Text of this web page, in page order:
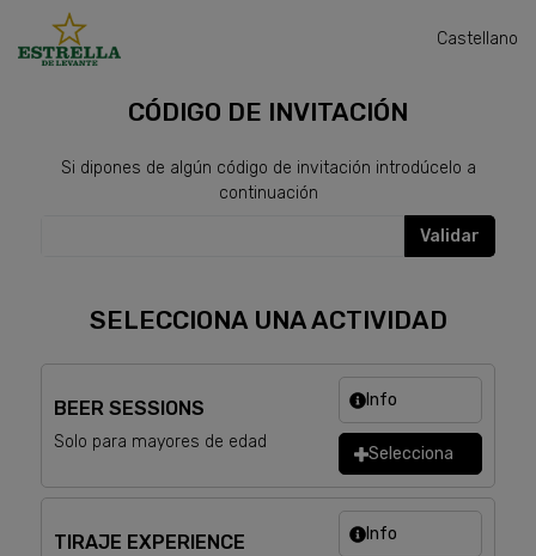
Castellano
ENTRADASCÓDIGO DE INVITACIÓN
Si dipones de algún código de invitación introdúcelo a
continuación
Validar
SELECCIONA UNA ACTIVIDAD
BEER SESSIONS
Solo para mayores de edad
Info
Selecciona
TIRAJE EXPERIENCE Info